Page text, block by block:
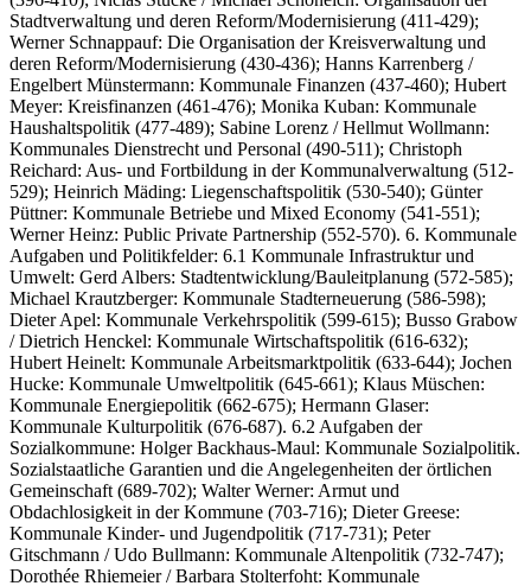
Stadtverwaltung und deren Reform/Modernisierung (411-429);
Werner Schnappauf: Die Organisation der Kreisverwaltung und
deren Reform/Modernisierung (430-436); Hanns Karrenberg /
Engelbert Münstermann: Kommunale Finanzen (437-460); Hubert
Meyer: Kreisfinanzen (461-476); Monika Kuban: Kommunale
Haushaltspolitik (477-489); Sabine Lorenz / Hellmut Wollmann:
Kommunales Dienstrecht und Personal (490-511); Christoph
Reichard: Aus- und Fortbildung in der Kommunalverwaltung (512-
529); Heinrich Mäding: Liegenschaftspolitik (530-540); Günter
Püttner: Kommunale Betriebe und Mixed Economy (541-551);
Werner Heinz: Public Private Partnership (552-570). 6. Kommunale
Aufgaben und Politikfelder: 6.1 Kommunale Infrastruktur und
Umwelt: Gerd Albers: Stadtentwicklung/Bauleitplanung (572-585);
Michael Krautzberger: Kommunale Stadterneuerung (586-598);
Dieter Apel: Kommunale Verkehrspolitik (599-615); Busso Grabow
/ Dietrich Henckel: Kommunale Wirtschaftspolitik (616-632);
Hubert Heinelt: Kommunale Arbeitsmarktpolitik (633-644); Jochen
Hucke: Kommunale Umweltpolitik (645-661); Klaus Müschen:
Kommunale Energiepolitik (662-675); Hermann Glaser:
Kommunale Kulturpolitik (676-687). 6.2 Aufgaben der
Sozialkommune: Holger Backhaus-Maul: Kommunale Sozialpolitik.
Sozialstaatliche Garantien und die Angelegenheiten der örtlichen
Gemeinschaft (689-702); Walter Werner: Armut und
Obdachlosigkeit in der Kommune (703-716); Dieter Greese:
Kommunale Kinder- und Jugendpolitik (717-731); Peter
Gitschmann / Udo Bullmann: Kommunale Altenpolitik (732-747);
Dorothée Rhiemeier / Barbara Stolterfoht: Kommunale